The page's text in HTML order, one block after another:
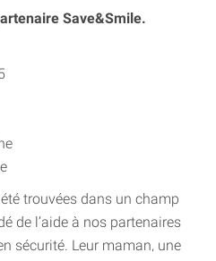
Save&Smile.
trouvées dans un champ
de l’aide à nos partenaires
sécurité. Leur maman, une